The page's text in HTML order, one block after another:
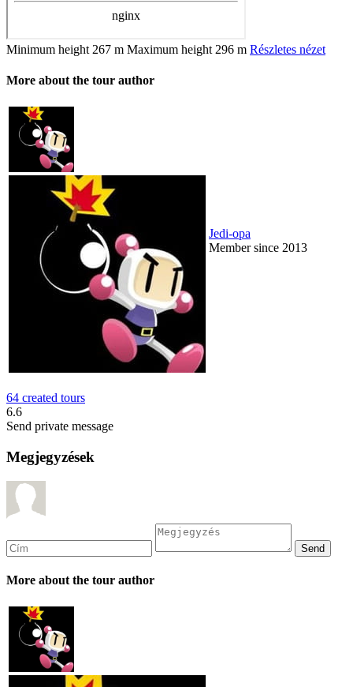
Minimum height 267 m Maximum height 296 m Részletes nézet
More about the tour author
Jedi-opa
Member since 2013
64 created tours
6.6
Send private message
Megjegyzések
More about the tour author